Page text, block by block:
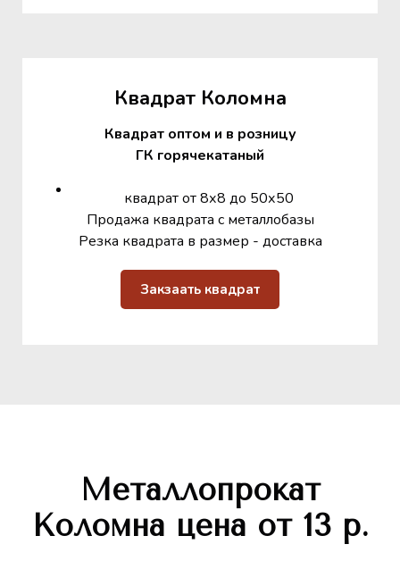
Квадрат Коломна
Квадрат оптом и в розницу
ГК горячекатаный
квадрат от 8х8 до 50х50
Продажа квадрата с металлобазы
Резка квадрата в размер - доставка
Закзаать квадрат
Металлопрокат
Коломна цена от 13 р.